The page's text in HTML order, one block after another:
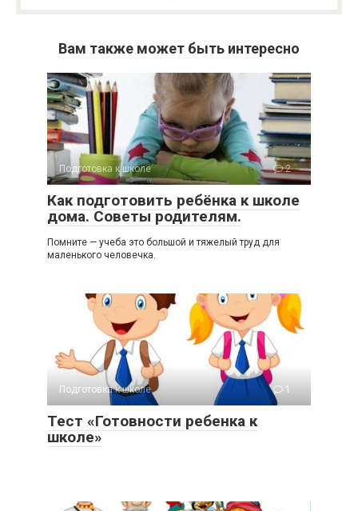
Вам также может быть интересно
Подготовка к школе 2
Как подготовить ребёнка к школе
дома. Советы родителям.
Помните — учеба это большой и тяжелый труд для
маленького человечка.
Подготовка к школе 1
Тест «Готовности ребенка к
школе»